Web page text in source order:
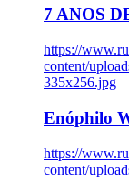
7 ANOS
https://
content/
335x256.jpg
Enóphilo
https://
content/